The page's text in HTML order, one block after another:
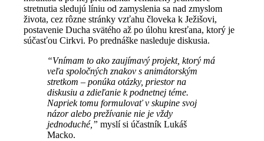
stretnutia sledujú líniu od zamyslenia sa nad zmyslom
života, cez rôzne stránky vzťahu človeka k Ježišovi,
postavenie Ducha svätého až po úlohu kresťana, ktorý je
súčasťou Cirkvi. Po prednáške nasleduje diskusia.
“Vnímam to ako zaujímavý projekt, ktorý má
veľa spoločných znakov s animátorským
stretkom – ponúka otázky, priestor na
diskusiu a zdieľanie k podnetnej téme.
Napriek tomu formulovať v skupine svoj
názor alebo prežívanie nie je vždy
jednoduché,” myslí si účastník Lukáš
Macko.